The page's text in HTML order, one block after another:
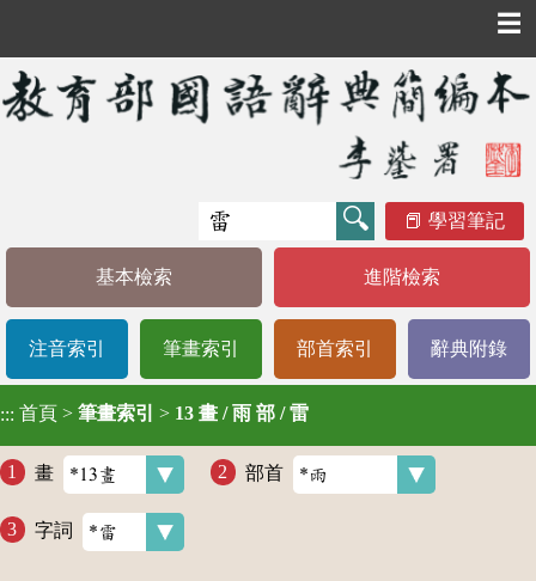
☰
學習筆記
基本檢索 進階檢索
注音索引 筆畫索引 部首索引 辭典附錄
::: 首頁 > 筆畫索引 > 13 畫 / 雨 部 / 雷
畫 部首
字詞